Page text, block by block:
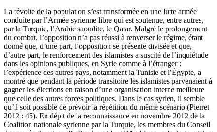
La révolte de la population s’est transformée en une lutte armée
conduite par l’Armée syrienne libre qui est soutenue, entre autres,
par la Turquie, l’Arabie saoudite, le Qatar. Malgré le prolongement
du combat, l’opposition n’a pas réussi à renverser le régime, étant
donné que, d’une part, l’opposition se présente divisée et que,
d’autre part, le renforcement des islamistes a suscité de l’inquiétude
dans les opinions publiques, en Syrie comme à l’étranger :
l’expérience des autres pays, notamment la Tunisie et l’Égypte, a
montré que pendant la période transitoire les islamistes parvenaient à
gagner les élections en raison d’une organisation interne meilleure
que celle des autres forces politiques. Dans le cas syrien, il semble
qu’il soit possible de prévoir la répétition du même scénario (Pierret
2012 : 45). En dépit de la reconnaissance en novembre 2012 de la
Coalition nationale syrienne par la Turquie, les membres du Conseil